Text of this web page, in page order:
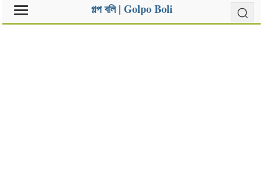
গল্প বলি | Golpo Boli